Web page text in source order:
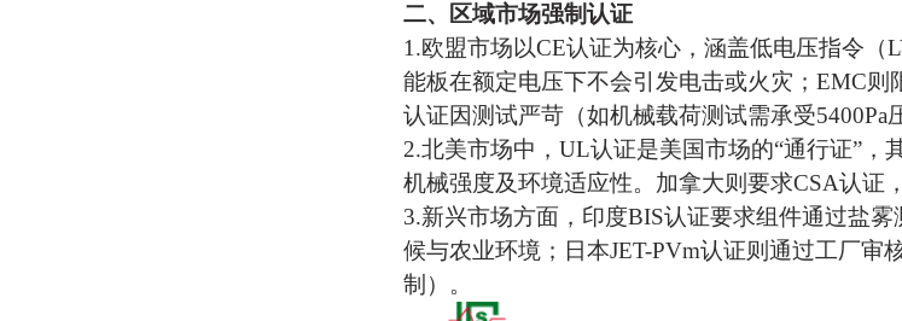
二、
区域市场强制认证
1.欧盟市场‌以CE认证为核心，涵盖低电压指令
能板在额定电压下不会引发电击或火灾；EMC
认证因测试严苛（如机械载荷测试需承受5400Pa
2.北美市场‌中，UL认证是美国市场的“通行证”，
机械强度及环境适应性。加拿大则要求CSA认证
3.新兴市场‌方面，印度BIS认证要求组件通过盐
候与农业环境；日本JET-PVm认证则通过工厂
制）。